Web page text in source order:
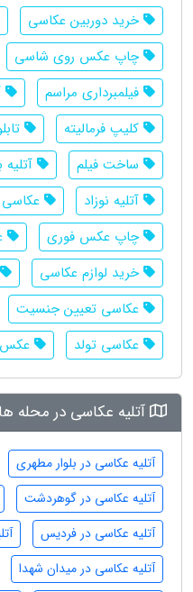
خرید دوربین عکاسی
چاپ عکس روی شاسی
فیلمبرداری مراسم
کلیپ فرمالیته
ساخت فیلم
آتلیه
آتلیه نوزاد
چاپ عکس فوری
خرید لوازم عکاسی
عکاسی تعیین جنسیت
عکاسی تولد
عکس
آتلیه عکاسی در محله
آتلیه عکاسی در بلوار مطهری
آتلیه عکاسی در گوهردشت
آتلیه عکاسی در فردیس
آتلیه عکاسی در میدان شهدا